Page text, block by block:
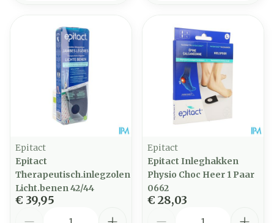
Epitact
Epitact
Therapeutisch.inlegzolen
Licht.benen 42/44
€ 39,95
Epitact
Epitact Inleghakken
Physio Choc Heer 1 Paar
0662
€ 28,03